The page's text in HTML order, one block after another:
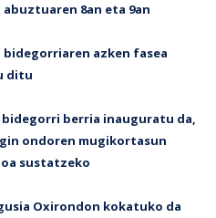
8an eta 9an
azken fasea
ditu
berria inauguratu da,
ondoren mugikortasun
sustatzeko
Oxirondon kokatuko da